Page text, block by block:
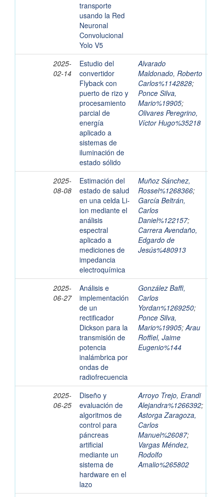
transporte
usando la Red
Neuronal
Convolucional
Yolo V5
2025-
02-14
Estudio del
convertidor
Flyback con
puerto de rizo y
procesamiento
parcial de
energía
aplicado a
sistemas de
iluminación de
estado sólido
Alvarado
Maldonado, Roberto
Carlos%1142828;
Ponce Silva,
Mario%19905;
Olivares Peregrino,
Víctor Hugo%35218
2025-
08-08
Estimación del
estado de salud
en una celda Li-
ion mediante el
análisis
espectral
aplicado a
mediciones de
impedancia
electroquímica
Muñoz Sánchez,
Rossel%1268366;
García Beltrán,
Carlos
Daniel%122157;
Carrera Avendaño,
Edgardo de
Jesús%480913
2025-
06-27
Análisis e
implementación
de un
rectificador
Dickson para la
transmisión de
potencia
inalámbrica por
ondas de
radiofrecuencia
González Baffi,
Carlos
Yordan%1269250;
Ponce Silva,
Mario%19905;Arau
Roffiel, Jaime
Eugenio%144
2025-
06-25
Diseño y
evaluación de
algoritmos de
control para
páncreas
artificial
mediante un
sistema de
hardware en el
lazo
Arroyo Trejo, Erandi
Alejandra%1266392;
Astorga Zaragoza,
Carlos
Manuel%26087;
Vargas Méndez,
Rodolfo
Amalio%265802